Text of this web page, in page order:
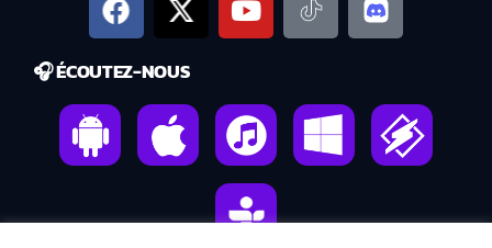
🎧 ÉCOUTEZ-NOUS